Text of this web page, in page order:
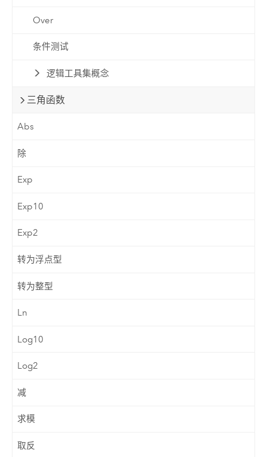
Over
条件测试
逻辑工具集概念
三角函数
Abs
除
Exp
Exp10
Exp2
转为浮点型
转为整型
Ln
Log10
Log2
减
求模
取反